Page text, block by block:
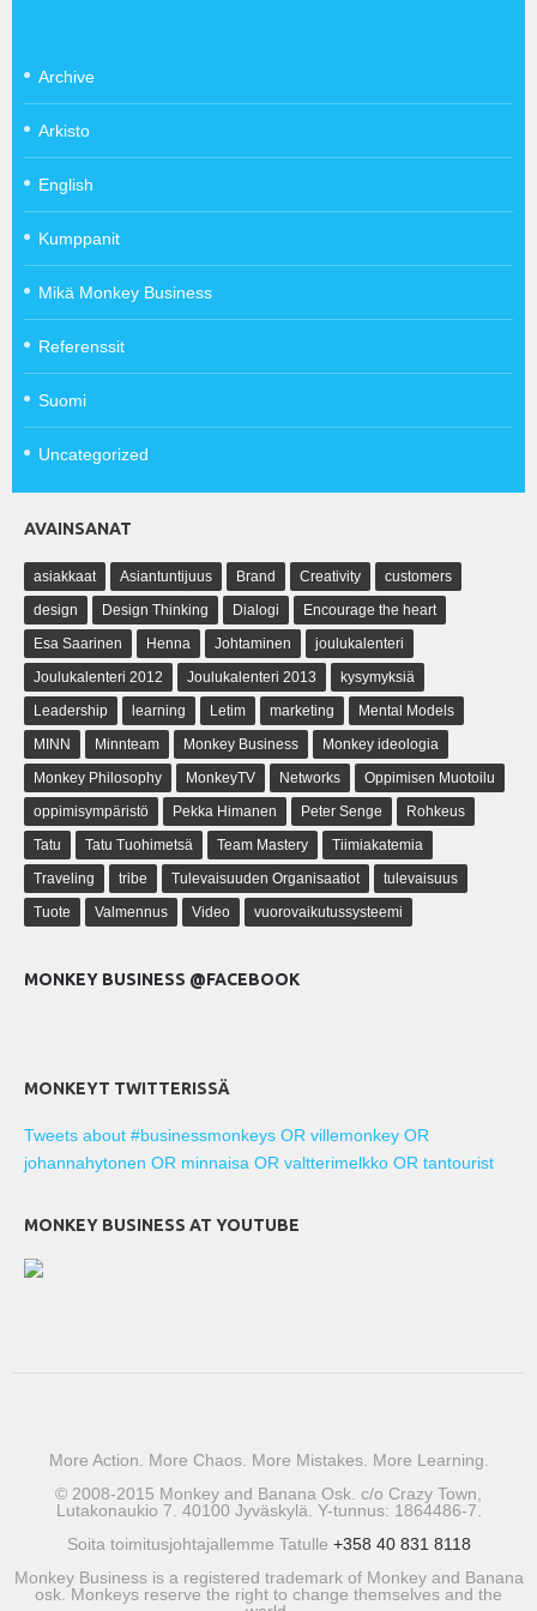
Archive
Arkisto
English
Kumppanit
Mikä Monkey Business
Referenssit
Suomi
Uncategorized
AVAINSANAT
asiakkaat Asiantuntijuus Brand Creativity
customers
design
Design Thinking Dialogi
Encourage the heart
Esa Saarinen
Henna Johtaminen
joulukalenteri
Joulukalenteri 2012
Joulukalenteri 2013
kysymyksiä
Leadership
learning Letim marketing
Mental Models
MINN
Minnteam Monkey Business
Monkey ideologia
Monkey Philosophy
MonkeyTV Networks
Oppimisen Muotoilu
oppimisympäristö
Pekka Himanen Peter Senge
Rohkeus
Tatu
Tatu Tuohimetsä Team Mastery
Tiimiakatemia
Traveling
tribe Tulevaisuuden Organisaatiot
tulevaisuus
Tuote
Valmennus Video vuorovaikutussysteemi
MONKEY BUSINESS @FACEBOOK
MONKEYT TWITTERISSÄ
Tweets about #businessmonkeys OR villemonkey OR
johannahytonen OR minnaisa OR valtterimelkko OR tantourist
MONKEY BUSINESS AT YOUTUBE
More Action. More Chaos. More Mistakes. More Learning.
© 2008-2015 Monkey and Banana Osk. c/o Crazy Town,
Lutakonaukio 7. 40100 Jyväskylä. Y-tunnus: 1864486-7.
Soita toimitusjohtajallemme Tatulle +358 40 831 8118
Monkey Business is a registered trademark of Monkey and Banana
osk. Monkeys reserve the right to change themselves and the